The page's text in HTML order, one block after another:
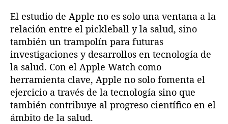
El estudio de Apple no es solo una ventana a la
relación entre el pickleball y la salud, sino
también un trampolín para futuras
investigaciones y desarrollos en tecnología de
la salud. Con el Apple Watch como
herramienta clave, Apple no solo fomenta el
ejercicio a través de la tecnología sino que
también contribuye al progreso científico en el
ámbito de la salud.